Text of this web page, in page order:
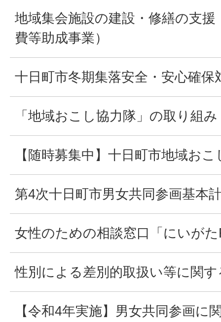
地域集会施設の建設・修繕の支援
費等助成事業）
十日町市冬期集落安全・安心確保
「地域おこし協力隊」の取り組
【随時募集中】十日町市地域お
第4次十日町市男女共同参画基本
女性のための相談窓口「にいが
性別による差別的取扱い等に関
【令和4年実施】男女共同参画に